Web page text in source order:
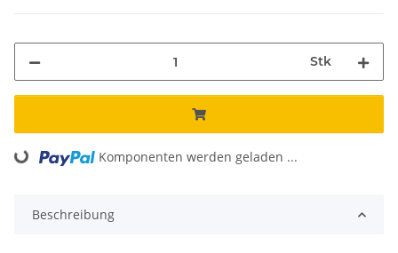
Stk
Loading... Komponenten werden geladen ...
Beschreibung